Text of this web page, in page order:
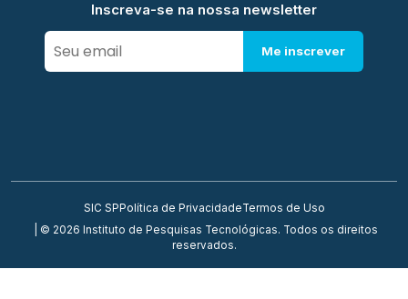
Inscreva-se na nossa newsletter
Me inscrever
SIC SP Política de PrivacidadeTermos de Uso
| © 2026 Instituto de Pesquisas Tecnológicas. Todos os direitos
reservados.